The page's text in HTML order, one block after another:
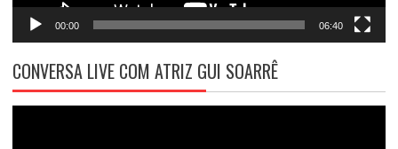
00:00 06:40
CONVERSA LIVE COM ATRIZ GUI SOARRÊ